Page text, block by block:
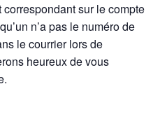
sur le compte
n’a pas le numéro de
le courrier lors de
heureux de vous